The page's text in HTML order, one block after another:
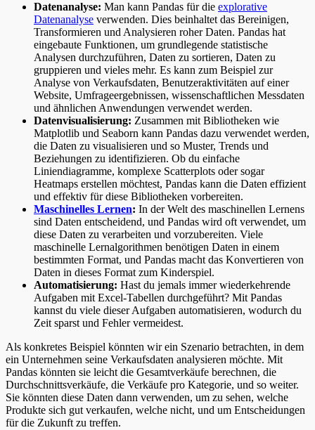
Datenanalyse: Man kann Pandas für die explorative
Datenanalyse verwenden. Dies beinhaltet das Bereinigen,
Transformieren und Analysieren roher Daten. Pandas hat
eingebaute Funktionen, um grundlegende statistische
Analysen durchzuführen, Daten zu sortieren, Daten zu
gruppieren und vieles mehr. Es kann zum Beispiel zur
Analyse von Verkaufsdaten, Benutzeraktivitäten auf einer
Website, Umfrageergebnissen, wissenschaftlichen Messdaten
und ähnlichen Anwendungen verwendet werden.
Datenvisualisierung: Zusammen mit Bibliotheken wie
Matplotlib und Seaborn kann Pandas dazu verwendet werden,
die Daten zu visualisieren und so Muster, Trends und
Beziehungen zu identifizieren. Ob du einfache
Liniendiagramme, komplexe Scatterplots oder sogar
Heatmaps erstellen möchtest, Pandas kann die Daten effizient
und effektiv für diese Bibliotheken vorbereiten.
Maschinelles Lernen: In der Welt des maschinellen Lernens
sind Daten entscheidend, und Pandas wird oft verwendet, um
diese Daten zu verarbeiten und vorzubereiten. Viele
maschinelle Lernalgorithmen benötigen Daten in einem
bestimmten Format, und Pandas macht das Konvertieren von
Daten in dieses Format zum Kinderspiel.
Automatisierung: Hast du jemals immer wiederkehrende
Aufgaben mit Excel-Tabellen durchgeführt? Mit Pandas
kannst du viele dieser Aufgaben automatisieren, wodurch du
Zeit sparst und Fehler vermeidest.
Als konkretes Beispiel könnten wir ein Szenario betrachten, in dem
ein Unternehmen seine Verkaufsdaten analysieren möchte. Mit
Pandas könnten sie leicht die Gesamtverkäufe berechnen, die
Durchschnittsverkäufe, die Verkäufe pro Kategorie, und so weiter.
Sie könnten diese Daten dann verwenden, um zu sehen, welche
Produkte sich gut verkaufen, welche nicht, und um Entscheidungen
für die Zukunft zu treffen.